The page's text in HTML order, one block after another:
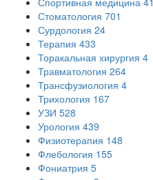
Стоматология 701
Сурдология 24
Терапия 433
Торакальная хирургия 4
Травматология 264
Трансфузиология 4
Трихология 167
УЗИ 528
Урология 439
Физиотерапия 148
Флебология 155
Фониатрия 5